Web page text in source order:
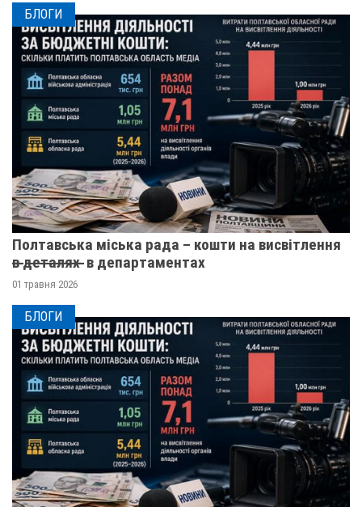
БЛОГИ
Полтавська міська рада – кошти на висвітлення
в̶ ̶д̶е̶т̶а̶л̶я̶х̶ ̶ в департаментах
01 травня 2026
БЛОГИ